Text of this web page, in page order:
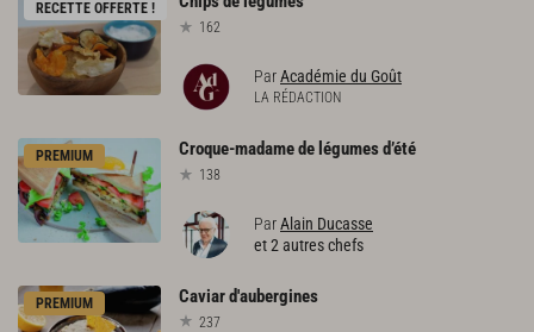
RECETTE OFFERTE !
162
ParAcadémie du Goût
LA RÉDACTION
PREMIUM Croque-madamede légumesd’été
138
ParAlain Ducasse
et 2 autres chefs
PREMIUM Caviard'aubergines
237